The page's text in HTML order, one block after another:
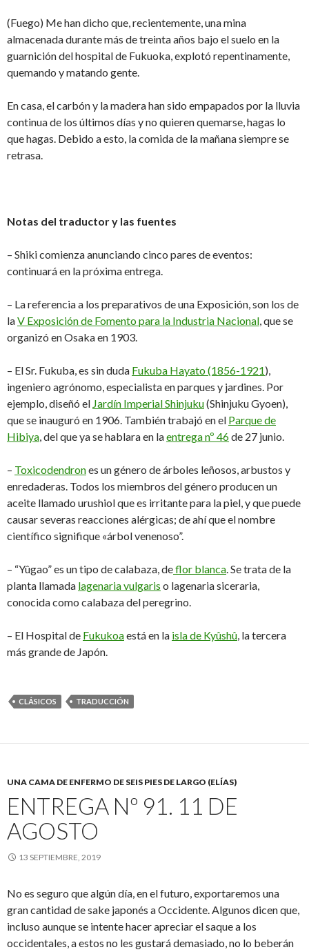
(Fuego) Me han dicho que, recientemente, una mina
almacenada durante más de treinta años bajo el suelo en la
guarnición del hospital de Fukuoka, explotó repentinamente,
quemando y matando gente.
En casa, el carbón y la madera han sido empapados por la lluvia
continua de los últimos días y no quieren quemarse, hagas lo
que hagas. Debido a esto, la comida de la mañana siempre se
retrasa.
Notas del traductor y las fuentes
– Shiki comienza anunciando cinco pares de eventos:
continuará en la próxima entrega.
– La referencia a los preparativos de una Exposición, son los de
laV Exposición de Fomento para la Industria Nacional, que se
organizó en Osaka en 1903.
– El Sr. Fukuba, es sin duda Fukuba Hayato (1856-1921),
ingeniero agrónomo, especialista en parques y jardines. Por
ejemplo, diseñó el Jardín Imperial Shinjuku(Shinjuku Gyoen),
que se inauguró en 1906. También trabajó en el Parque de
Hibiya, del que ya se hablara en laentrega nº 46de 27 junio.
– Toxicodendrones un género de árboles leñosos, arbustos y
enredaderas. Todos los miembros del género producen un
aceite llamado urushiol que es irritante para la piel, y que puede
causar severas reacciones alérgicas; de ahí que el nombre
científico signifique «árbol venenoso”.
– “Yûgao” es un tipo de calabaza, deflor blanca. Se trata de la
planta llamada lagenaria vulgaris o lagenaria siceraria,
conocida como calabaza del peregrino.
– El Hospital de Fukukoaestá en la isla de Kyûshû, la tercera
más grande de Japón.
CLÁSICOS TRADUCCIÓN
UNA CAMA DE ENFERMO DE SEIS PIES DE LARGO (ELÍAS)
ENTREGA Nº 91. 11 DE
AGOSTO
13 SEPTIEMBRE, 2019
No es seguro que algún día, en el futuro, exportaremos una
gran cantidad de sake japonés a Occidente. Algunos dicen que,
incluso aunque se intente hacer apreciar el saque a los
occidentales, a estos no les gustará demasiado, no lo beberán